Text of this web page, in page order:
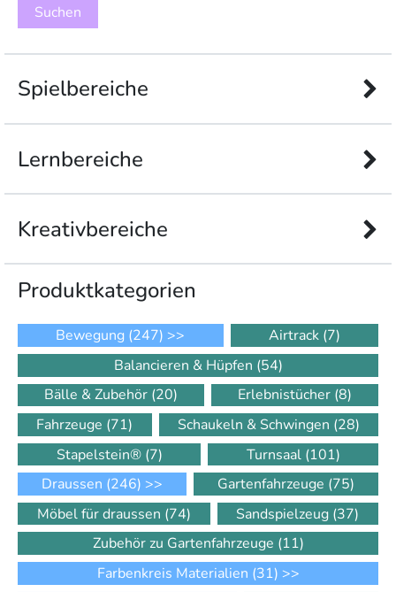
Spielbereiche
Lernbereiche
Kreativbereiche
Produkt­kategorien
Bewegung (247) >> Airtrack (7)
Balancieren & Hüpfen (54)
Bälle & Zubehör (20) Erlebnistücher (8)
Fahrzeuge (71) Schaukeln & Schwingen (28)
Stapelstein® (7) Turnsaal (101)
Draussen (246) >> Gartenfahrzeuge (75)
Möbel für draussen (74) Sandspielzeug (37)
Zubehör zu Gartenfahrzeuge (11)
Farbenkreis Materialien (31) >>